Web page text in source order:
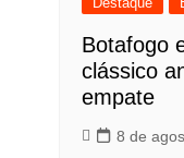
Botafogo
clássico
empate
8 de